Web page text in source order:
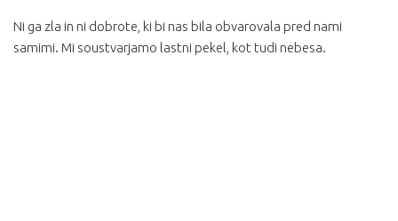
Ni ga zla in ni dobrote, ki bi nas bila obvarovala pred nami
samimi. Mi soustvarjamo lastni pekel, kot tudi nebesa.